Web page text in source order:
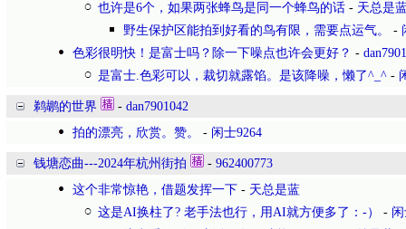
也许是6个，如果两张蜂鸟是同一个蜂鸟的话 - 天总是
野生保护区能拍到好看的鸟有限，需要点运气。
-
色彩很明快！是富士吗？除一下噪点也许会更好？ -
是富士.色彩可以，裁切就露馅。是该降噪，懒了^_^ -
鹈鹕的世界 - dan7901042
拍的漂亮，欣赏。赞。
- 闲士9264
钱塘恋曲---2024年杭州街拍 - 962400773
这个非常惊艳，借题发挥一下 - 天总是蓝
这是AI换柱了? 老手法也行，用AI就方便多了：-）
-